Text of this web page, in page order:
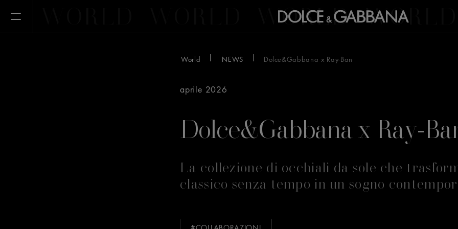
Apri il menu WORLD WORLD
World NEWS Dolce&Gabbana x Ray-Ban
aprile 2026
Dolce&Gabbana x Ray-
La collezione di occhiali da sole che
classico senza tempo in un sogno